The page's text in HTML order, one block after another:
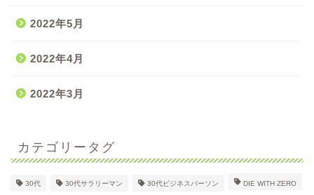
2022年5月
2022年4月
2022年3月
カテゴリータグ
30代 30代サラリーマン 30代ビジネスパーソン DIE WITH ZERO